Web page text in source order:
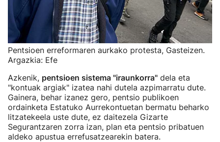
Pentsioen erreformaren aurkako protesta, Gasteizen.
Argazkia: Efe
Azkenik, pentsioen sistema "iraunkorra" dela eta
"kontuak argiak" izatea nahi dutela azpimarratu dute.
Gainera, behar izanez gero, pentsio publikoen
ordainketa Estatuko Aurrekontuetan bermatu beharko
litzatekeela uste dute, ez daitezela Gizarte
Segurantzaren zorra izan, plan eta pentsio pribatuen
aldeko apustua errefusatzearekin batera.